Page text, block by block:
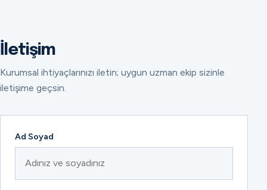
İletişim
Kurumsal ihtiyaçlarınızı iletin; uygun uzman ekip sizinle
iletişime geçsin.
Ad Soyad